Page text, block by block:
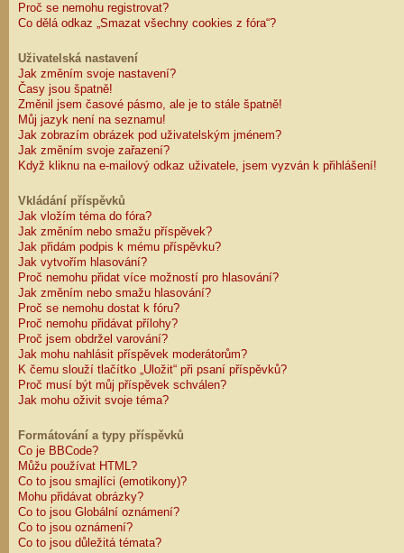
Proč se nemohu registrovat?
Co dělá odkaz „Smazat všechny cookies z fóra“?
Uživatelská nastavení
Jak změním svoje nastavení?
Časy jsou špatně!
Změnil jsem časové pásmo, ale je to stále špatně!
Můj jazyk není na seznamu!
Jak zobrazím obrázek pod uživatelským jménem?
Jak změním svoje zařazení?
Když kliknu na e-mailový odkaz uživatele, jsem vyzván k přihlášení!
Vkládání příspěvků
Jak vložím téma do fóra?
Jak změním nebo smažu příspěvek?
Jak přidám podpis k mému příspěvku?
Jak vytvořím hlasování?
Proč nemohu přidat více možností pro hlasování?
Jak změním nebo smažu hlasování?
Proč se nemohu dostat k fóru?
Proč nemohu přidávat přílohy?
Proč jsem obdržel varování?
Jak mohu nahlásit příspěvek moderátorům?
K čemu slouží tlačítko „Uložit“ při psaní příspěvků?
Proč musí být můj příspěvek schválen?
Jak mohu oživit svoje téma?
Formátování a typy příspěvků
Co je BBCode?
Můžu používat HTML?
Co to jsou smajlíci (emotikony)?
Mohu přidávat obrázky?
Co to jsou Globální oznámení?
Co to jsou oznámení?
Co to jsou důležitá témata?